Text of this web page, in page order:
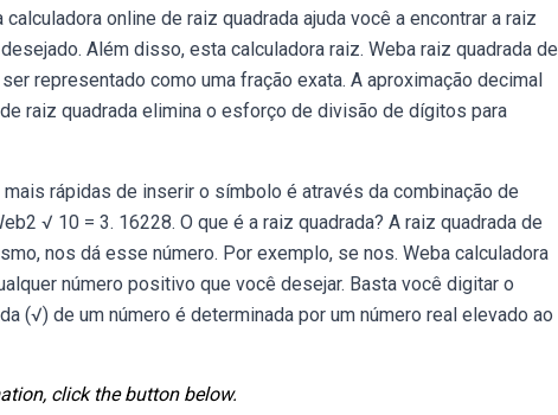
online de raiz quadrada ajuda você a encontrar a raiz
Além disso, esta calculadora raiz. Weba raiz quadrada de
representado como uma fração exata. A aproximação decimal
raiz quadrada elimina o esforço de divisão de dígitos para
rápidas de inserir o símbolo é através da combinação de
√ 10 = 3. 16228. O que é a raiz quadrada? A raiz quadrada de
nos dá esse número. Por exemplo, se nos. Weba calculadora
número positivo que você desejar. Basta você digitar o
(√) de um número é determinada por um número real elevado ao
click the button below.